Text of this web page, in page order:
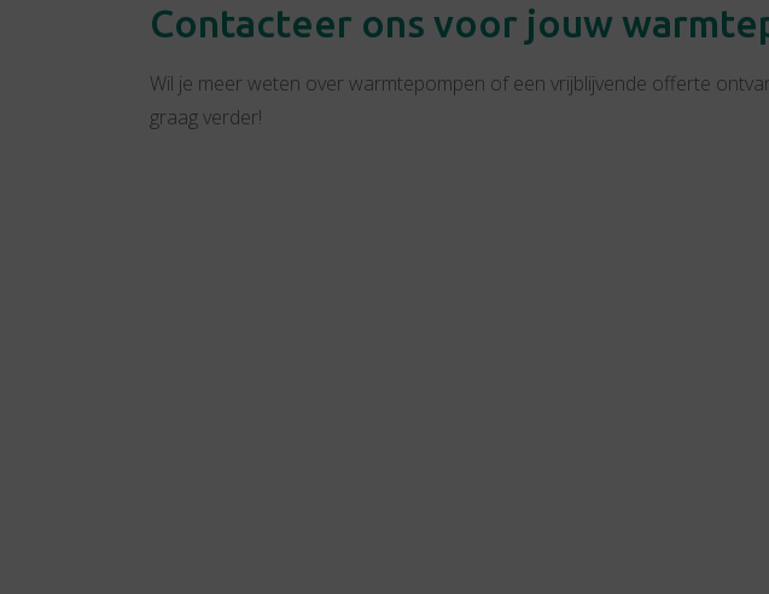
Contacteer ons voor jouw
Wil je meer weten over warmtepompen of een vrijblijvende offerte
graag verder!